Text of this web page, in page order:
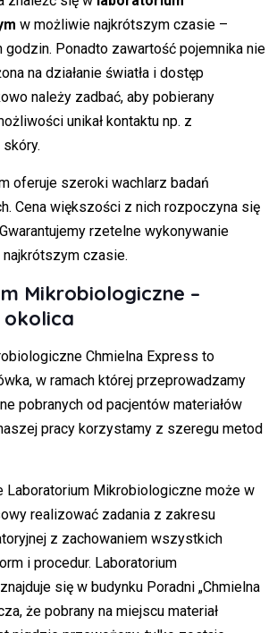
w możliwie najkrótszym czasie –
godzin. Ponadto zawartość pojemnika nie
na działanie światła i dostęp
należy zadbać, aby pobierany
unikał kontaktu np. z
oferuje szeroki wachlarz badań
Cena większości z nich rozpoczyna się
rzetelne wykonywanie
czasie.
Mikrobiologiczne –
okolica
Chmielna Express to
w ramach której przeprowadzamy
pobranych od pacjentów materiałów
pracy korzystamy z szeregu metod
Laboratorium Mikrobiologiczne może w
realizować zadania z zakresu
z zachowaniem wszystkich
i procedur. Laboratorium
się w budynku Poradni „Chmielna
że pobrany na miejscu materiał